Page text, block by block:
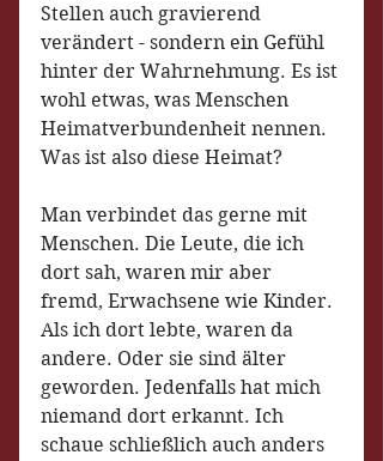
Stellen auch gravierend
verändert - sondern ein Gefühl
hinter der Wahrnehmung. Es ist
wohl etwas, was Menschen
Heimatverbundenheit nennen.
Was ist also diese Heimat?
Man verbindet das gerne mit
Menschen. Die Leute, die ich
dort sah, waren mir aber
fremd, Erwachsene wie Kinder.
Als ich dort lebte, waren da
andere. Oder sie sind älter
geworden. Jedenfalls hat mich
niemand dort erkannt. Ich
schaue schließlich auch anders